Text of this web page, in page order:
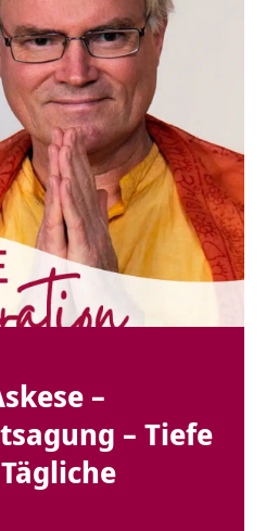
–
– Tiefe